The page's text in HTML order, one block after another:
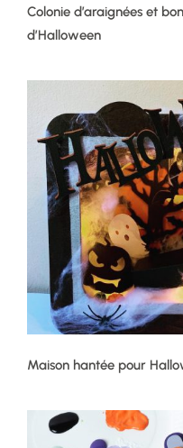
Colonie d’araignées et
d’Halloween
Maison hantée pour